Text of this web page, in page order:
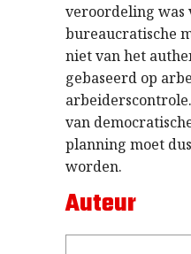
veroordeling was
bureaucratische
niet van het
gebaseerd op
van
planning moet
worden.
Auteur